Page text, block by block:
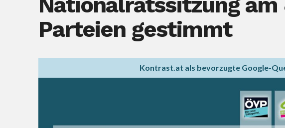
Parteien gestimmt
Kontrast.at als bevorzugte Google-